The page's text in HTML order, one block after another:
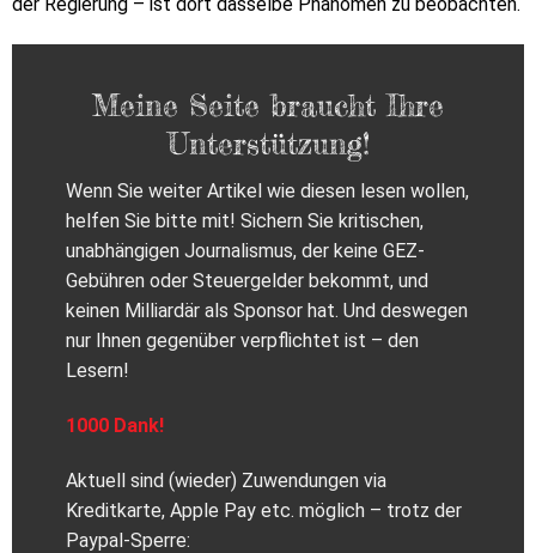
der Regierung – ist dort dasselbe Phänomen zu beobachten.
Meine Seite braucht Ihre
Unterstützung!
Wenn Sie weiter Artikel wie diesen lesen wollen,
helfen Sie bitte mit! Sichern Sie kritischen,
unabhängigen Journalismus, der keine GEZ-
Gebühren oder Steuergelder bekommt, und
keinen Milliardär als Sponsor hat. Und deswegen
nur Ihnen gegenüber verpflichtet ist – den
Lesern!
1000 Dank!
Aktuell sind (wieder) Zuwendungen via
Kreditkarte, Apple Pay etc. möglich – trotz der
Paypal-Sperre: